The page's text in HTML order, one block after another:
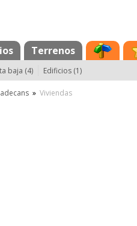
Terrenos
baja (4) Edificios (1)
» Viviendas